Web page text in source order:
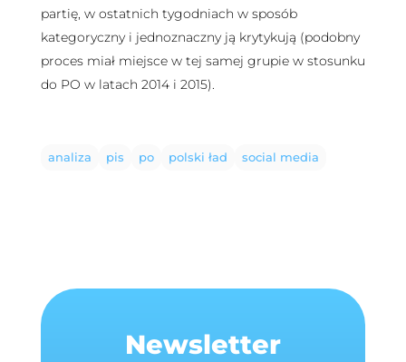
partię, w ostatnich tygodniach w sposób
kategoryczny i jednoznaczny ją krytykują (podobny
proces miał miejsce w tej samej grupie w stosunku
do PO w latach 2014 i 2015).
analiza pis po polski ład social media
Newsletter